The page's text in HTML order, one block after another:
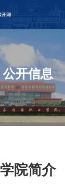
公开信息
学院简介